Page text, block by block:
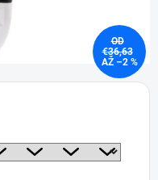
OD
€36,63
AŽ –2 %